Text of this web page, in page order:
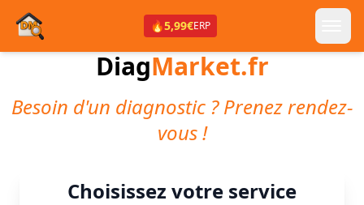
🔥5,99€ERP
DiagMarket.fr
Besoin d'un diagnostic ? Prenez rendez-
vous !
Choisissez votre service